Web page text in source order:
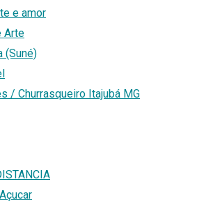
e amor
Arte
(Suné)
/ Churrasqueiro Itajubá MG